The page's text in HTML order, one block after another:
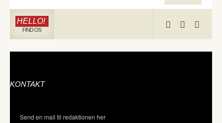
HELLO!
FIND OS
KONTAKT
Send en mail til redaktionen her